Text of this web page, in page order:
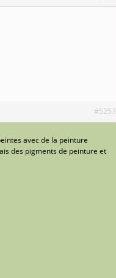
#5253
avec de la peinture
des pigments de peinture et